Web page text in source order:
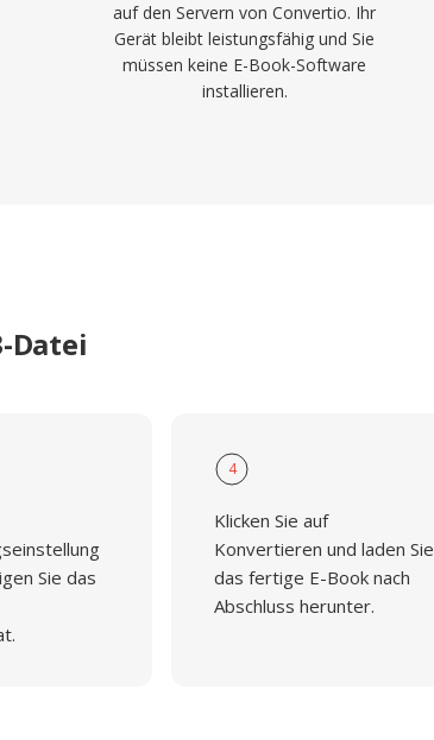
auf den Servern von Convertio. Ihr
Gerät bleibt leistungsfähig und Sie
müssen keine E-Book-Software
installieren.
Datei
Sie das
4
Klicken Sie auf
Konvertieren und laden Sie
das fertige E-Book nach
Abschluss herunter.